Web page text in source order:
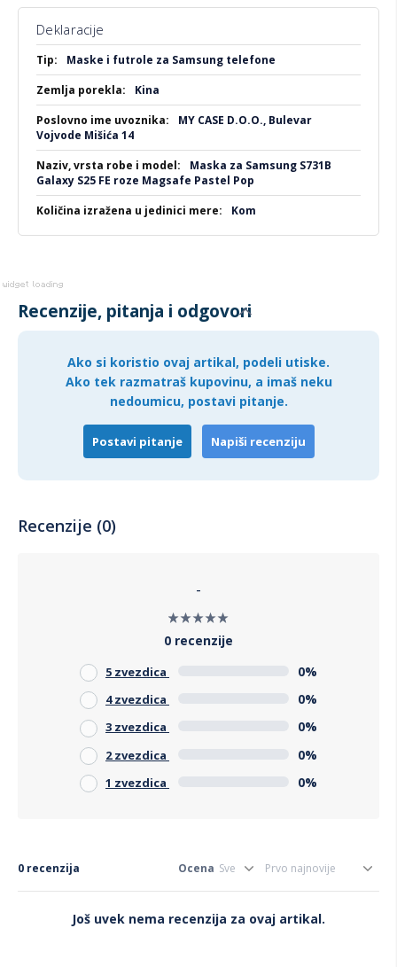
Idealna za:
Ljubitelje pastelnih tonova i nežnog stila
Sve koji traže pouzdanu zaštitu uz dozu šarma
Korisnike MagSafe dodataka i bežičnog punjenja
Deklaracije
Više
informacija
Maske i futrole za Samsung telefone
Kina
MY CASE D.O.O., Bulevar
Vojvode Mišića 14
Maska za Samsung S731B
Galaxy S25 FE roze Magsafe Pastel Pop
Kom
Recenzije, pitanja i odgovori
Ako si koristio ovaj artikal, podeli utiske.
Ako tek razmatraš kupovinu, a imaš neku
nedoumicu, postavi pitanje.
Postavi pitanje Napiši recenziju
Recenzije (0)
-
0 recenzije
5 zvezdica 0%
4 zvezdica 0%
3 zvezdica 0%
2 zvezdica 0%
1 zvezdica 0%
0 recenzija Ocena
Još uvek nema recenzija za ovaj artikal.